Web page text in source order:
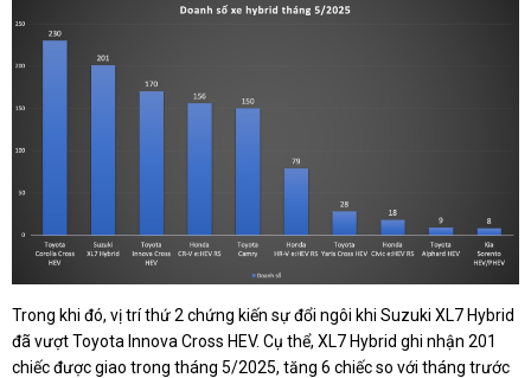
Trong khi đó, vị trí thứ 2 chứng kiến sự đổi ngôi khi Suzuki XL7 Hybrid
đã vượt Toyota Innova Cross HEV. Cụ thể, XL7 Hybrid ghi nhận 201
chiếc được giao trong tháng 5/2025, tăng 6 chiếc so với tháng trước